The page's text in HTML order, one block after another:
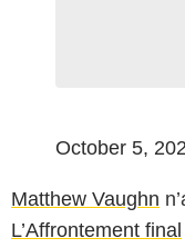
October 5,
Matthew Vaughn
L’Affrontement final